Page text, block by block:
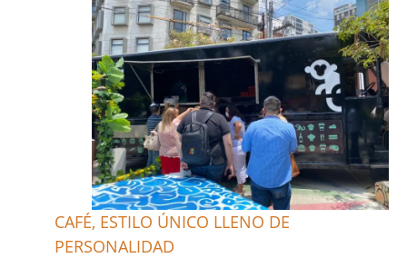
CAFÉ, ESTILO ÚNICO LLENO DE
PERSONALIDAD